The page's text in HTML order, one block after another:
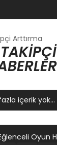
Arttırma
içerik yok...
Oyun